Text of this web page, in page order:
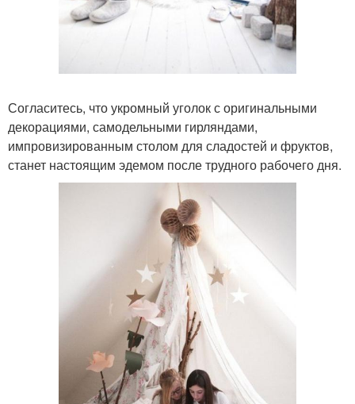
Согласитесь, что укромный уголок с оригинальными
декорациями, самодельными гирляндами,
импровизированным столом для сладостей и фруктов,
станет настоящим эдемом после трудного рабочего дня.